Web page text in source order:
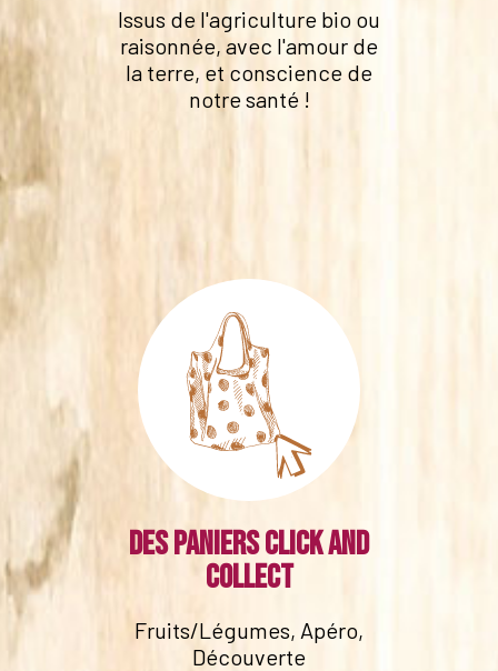
Issus de l'agriculture bio ou
raisonnée, avec l'amour de
la terre, et conscience de
notre santé !
Des paniers click and
collect
Fruits/Légumes, Apéro,
Découverte